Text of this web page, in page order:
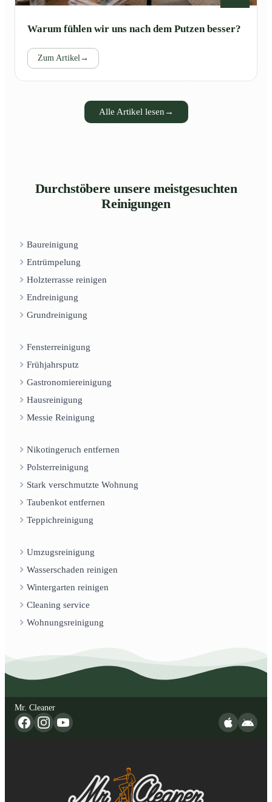
Warum fühlen wir uns nach dem Putzen besser?
Zum Artikel →
Alle Artikel lesen →
Durchstöbere unsere meistgesuchten
Reinigungen
Baureinigung
Entrümpelung
Holzterrasse reinigen
Endreinigung
Grundreinigung
Fensterreinigung
Frühjahrsputz
Gastronomiereinigung
Hausreinigung
Messie Reinigung
Nikotingeruch entfernen
Polsterreinigung
Stark verschmutzte Wohnung
Taubenkot entfernen
Teppichreinigung
Umzugsreinigung
Wasserschaden reinigen
Wintergarten reinigen
Cleaning service
Wohnungsreinigung
Mr. Cleaner